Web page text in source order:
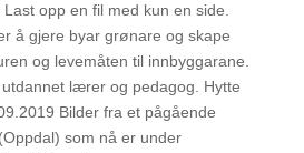
opp en fil med kun en side.
å gjere byar grønare og skape
og levemåten til innbyggarane.
lærer og pedagog. Hytte
Bilder fra et pågående
som nå er under